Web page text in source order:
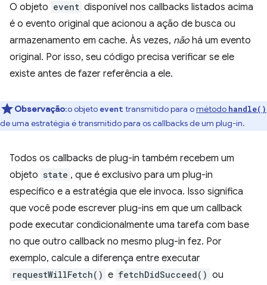
O objeto event disponível nos callbacks listados acima
é o evento original que acionou a ação de busca ou
armazenamento em cache. Às vezes, não há um evento
original. Por isso, seu código precisa verificar se ele
existe antes de fazer referência a ele.
Observação:o objeto event transmitido para ométodo handle()
de uma estratégia é transmitido para os callbacks de um plug-in.
Todos os callbacks de plug-in também recebem um
objeto state , que é exclusivo para um plug-in
específico e a estratégia que ele invoca. Isso significa
que você pode escrever plug-ins em que um callback
pode executar condicionalmente uma tarefa com base
no que outro callback no mesmo plug-in fez. Por
exemplo, calcule a diferença entre executar
requestWillFetch() e fetchDidSucceed() ou